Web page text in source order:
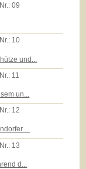
09
10
und...
11
un...
12
...
13
d...